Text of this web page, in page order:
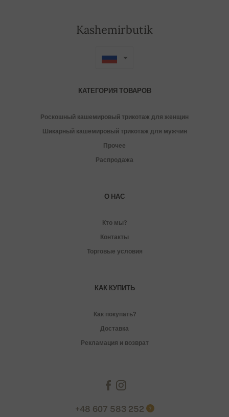
Kashemirbutik
КАТЕГОРИЯ ТОВАРОВ
Роскошный кашемировый трикотаж для женщин
Шикарный кашемировый трикотаж для мужчин
Прочее
Распродажа
О НАС
Кто мы?
Контакты
Торговые условия
КАК КУПИТЬ
Как покупать?
Доставка
Рекламация и возврат
+48 607 583 252 ?